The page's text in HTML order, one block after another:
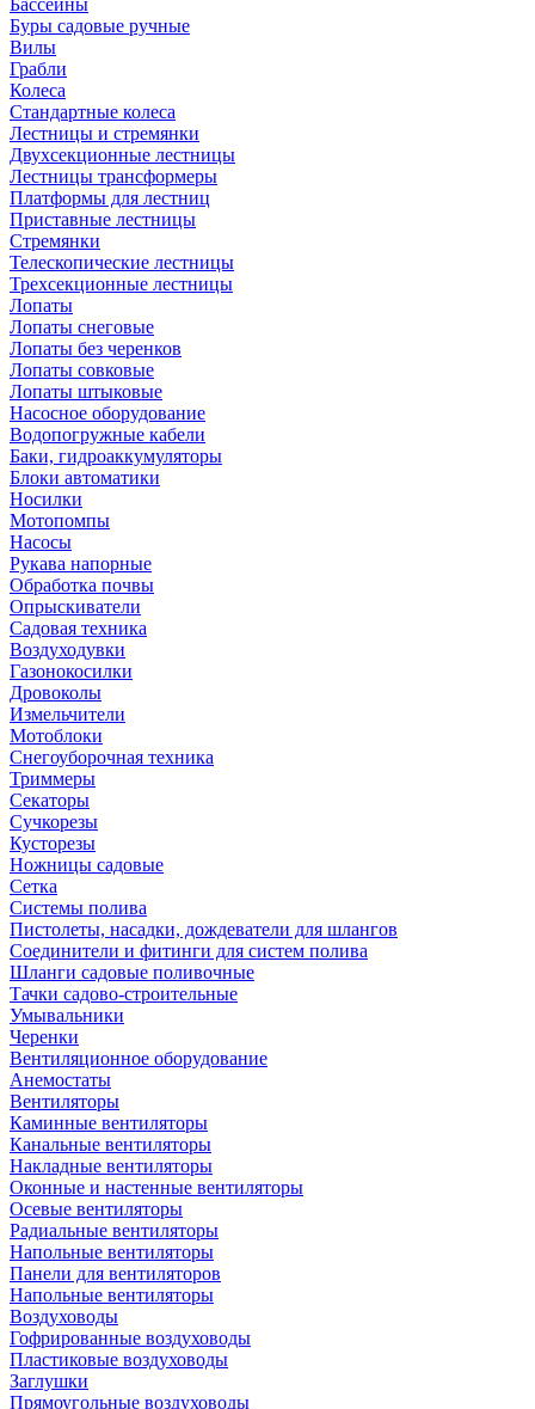
Бассейны
Буры садовые ручные
Вилы
Грабли
Колеса
Стандартные колеса
Лестницы и стремянки
Двухсекционные лестницы
Лестницы трансформеры
Платформы для лестниц
Приставные лестницы
Стремянки
Телескопические лестницы
Трехсекционные лестницы
Лопаты
Лопаты снеговые
Лопаты без черенков
Лопаты совковые
Лопаты штыковые
Насосное оборудование
Водопогружные кабели
Баки, гидроаккумуляторы
Блоки автоматики
Носилки
Мотопомпы
Насосы
Рукава напорные
Обработка почвы
Опрыскиватели
Садовая техника
Воздуходувки
Газонокосилки
Дровоколы
Измельчители
Мотоблоки
Снегоуборочная техника
Триммеры
Секаторы
Сучкорезы
Кусторезы
Ножницы садовые
Сетка
Системы полива
Пистолеты, насадки, дождеватели для шлангов
Соединители и фитинги для систем полива
Шланги садовые поливочные
Тачки садово-строительные
Умывальники
Черенки
Вентиляционное оборудование
Анемостаты
Вентиляторы
Каминные вентиляторы
Канальные вентиляторы
Накладные вентиляторы
Оконные и настенные вентиляторы
Осевые вентиляторы
Радиальные вентиляторы
Напольные вентиляторы
Панели для вентиляторов
Напольные вентиляторы
Воздуховоды
Гофрированные воздуховоды
Пластиковые воздуховоды
Заглушки
Прямоугольные воздуховоды